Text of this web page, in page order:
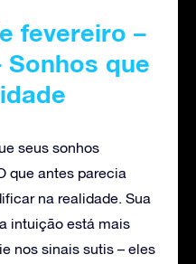
fevereiro –
Sonhos que
seus sonhos
que antes parecia
na realidade. Sua
intuição está mais
nos sinais sutis – eles